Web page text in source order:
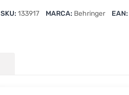
quantità
SKU: 133917 MARCA: Behringer EAN: